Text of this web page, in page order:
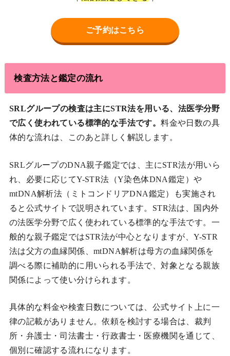
ご予約はこちら
検査方法と鑑定の流れ
SRLグループの検査は主にSTR法を用いる、法医学分野
で広く使われている標準的な手法です。料金や日数の具
体的な流れは、このあと詳しく解説します。
SRLグループのDNA親子鑑定では、主にSTR法が用いら
れ、必要に応じてY-STR法（Y染色体DNA鑑定）や
mtDNA解析法（ミトコンドリアDNA鑑定）も実施され
ると公式サイトで説明されています。STR法は、国内外
の法医学分野で広く使われている標準的な手法です。一
般的な親子鑑定ではSTR法が中心となりますが、Y-STR
法は父方の血縁関係、mtDNA解析は母方の血縁関係を
調べる際に補助的に用いられる手法で、対象となる親族
関係によって使い分けられます。
具体的な料金や検査日数については、公式サイト上に一
律の記載がありません。依頼を検討する場合は、裁判
所・弁護士・司法書士・行政書士・医療機関を通じて、
個別に確認する流れになります。